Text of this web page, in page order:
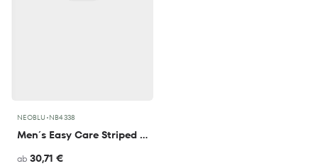
NEOBLU •NB4338
Men´s Easy Care Striped Shirt Baptiste
ab 30,71 €